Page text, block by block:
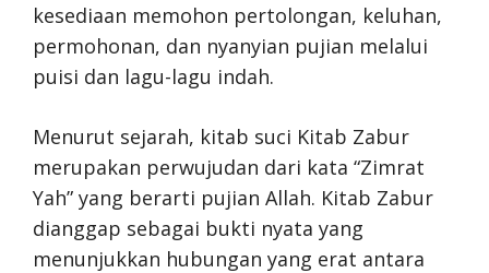
kesediaan memohon pertolongan, keluhan,
permohonan, dan nyanyian pujian melalui
puisi dan lagu-lagu indah.
Menurut sejarah, kitab suci Kitab Zabur
merupakan perwujudan dari kata “Zimrat
Yah” yang berarti pujian Allah. Kitab Zabur
dianggap sebagai bukti nyata yang
menunjukkan hubungan yang erat antara